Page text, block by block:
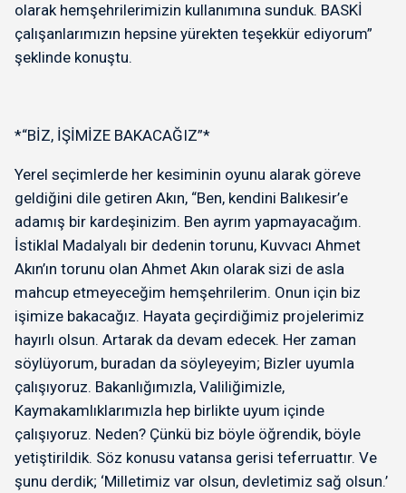
olarak hemşehrilerimizin kullanımına sunduk. BASKİ
çalışanlarımızın hepsine yürekten teşekkür ediyorum”
şeklinde konuştu.
*“BİZ, İŞİMİZE BAKACAĞIZ”*
Yerel seçimlerde her kesiminin oyunu alarak göreve
geldiğini dile getiren Akın, “Ben, kendini Balıkesir’e
adamış bir kardeşinizim. Ben ayrım yapmayacağım.
İstiklal Madalyalı bir dedenin torunu, Kuvvacı Ahmet
Akın’ın torunu olan Ahmet Akın olarak sizi de asla
mahcup etmeyeceğim hemşehrilerim. Onun için biz
işimize bakacağız. Hayata geçirdiğimiz projelerimiz
hayırlı olsun. Artarak da devam edecek. Her zaman
söylüyorum, buradan da söyleyeyim; Bizler uyumla
çalışıyoruz. Bakanlığımızla, Valiliğimizle,
Kaymakamlıklarımızla hep birlikte uyum içinde
çalışıyoruz. Neden? Çünkü biz böyle öğrendik, böyle
yetiştirildik. Söz konusu vatansa gerisi teferruattır. Ve
şunu derdik; ‘Milletimiz var olsun, devletimiz sağ olsun.’